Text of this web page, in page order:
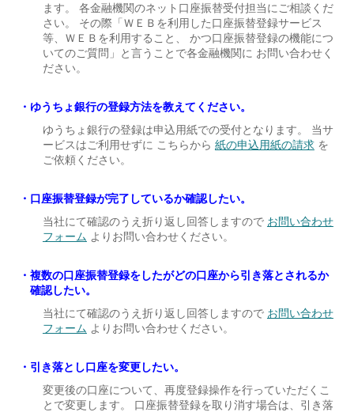
ます。 各金融機関のネット口座振替受付担当にご相談くだ
さい。 その際「ＷＥＢを利用した口座振替登録サービス
等、ＷＥＢを利用すること、 かつ口座振替登録の機能につ
いてのご質問」と言うことで各金融機関に お問い合わせく
ださい。
ゆうちょ銀行の登録方法を教えてください。
ゆうちょ銀行の登録は申込用紙での受付となります。 当サ
ービスはご利用せずに こちらから 紙の申込用紙の請求を
ご依頼ください。
口座振替登録が完了しているか確認したい。
当社にて確認のうえ折り返し回答しますので お問い合わせ
フォーム よりお問い合わせください。
複数の口座振替登録をしたがどの口座から引き落とされるか
確認したい。
当社にて確認のうえ折り返し回答しますので お問い合わせ
フォーム よりお問い合わせください。
引き落とし口座を変更したい。
変更後の口座について、再度登録操作を行っていただくこ
とで変更します。 口座振替登録を取り消す場合は、引き落